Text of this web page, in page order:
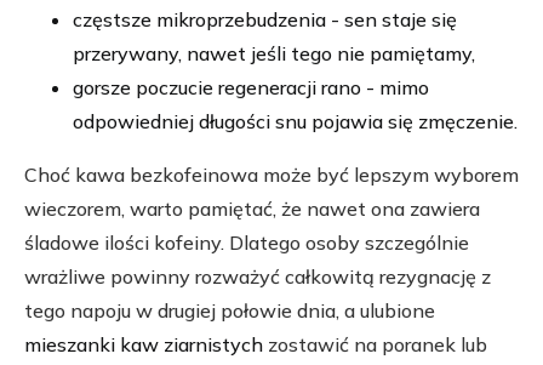
częstsze mikroprzebudzenia - sen staje się
przerywany, nawet jeśli tego nie pamiętamy,
gorsze poczucie regeneracji rano - mimo
odpowiedniej długości snu pojawia się zmęczenie.
Choć kawa bezkofeinowa może być lepszym wyborem
wieczorem, warto pamiętać, że nawet ona zawiera
śladowe ilości kofeiny. Dlatego osoby szczególnie
wrażliwe powinny rozważyć całkowitą rezygnację z
tego napoju w drugiej połowie dnia, a ulubione
mieszanki kaw ziarnistych zostawić na poranek lub